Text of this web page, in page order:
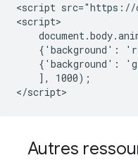
<script src="https://
<script>
{'background':
{'background':
    ], 1000);
Autres